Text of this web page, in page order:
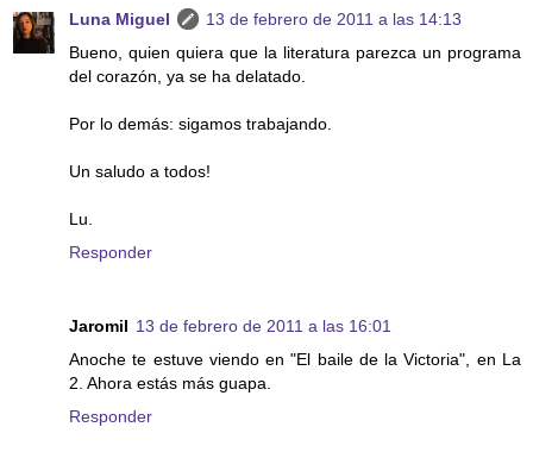
Luna Miguel
13 de febrero de 2011 a las 14:13
Bueno, quien quiera que la literatura parezca un programa
del corazón, ya se ha delatado.
Por lo demás: sigamos trabajando.
Un saludo a todos!
Lu.
Responder
Jaromil 13 de febrero de 2011 a las 16:01
Anoche te estuve viendo en "El baile de la Victoria", en La
2. Ahora estás más guapa.
Responder